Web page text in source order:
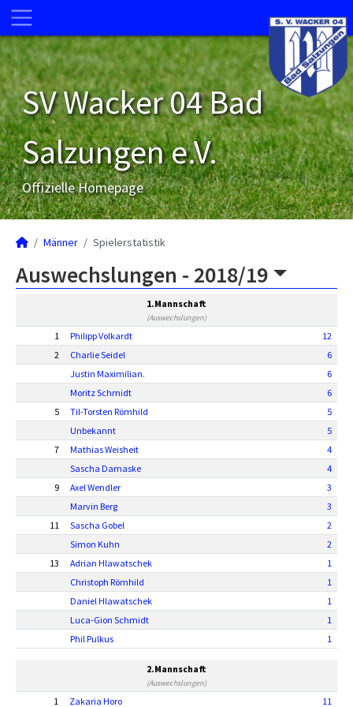
SV Wacker 04 Bad
Salzungen e.V.
Offizielle Homepage
Männer Spielerstatistik
Auswechslungen - 2018/19
1.Mannschaft
(Auswechslungen)
1 Philipp Volkardt
12
2
Charlie Seidel
6
Justin Maximilian.
6
Moritz Schmidt
6
5
Til-Torsten Römhild
5
Unbekannt
5
7
Mathias Weisheit
4
Sascha Damaske
4
9
Axel Wendler
3
Marvin Berg
3
11
Sascha Gobel
2
Simon Kuhn
2
13
Adrian Hlawatschek
1
Christoph Römhild
1
Daniel Hlawatschek
1
Luca-Gion Schmidt
1
Phil Pulkus
1
2.Mannschaft
(Auswechslungen)
1 Zakaria Horo 11